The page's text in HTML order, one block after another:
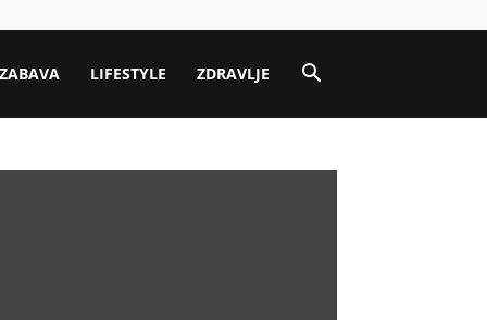
ZABAVA LIFESTYLE ZDRAVLJE